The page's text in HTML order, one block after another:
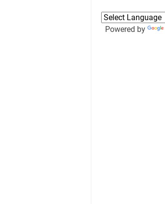
Powered by